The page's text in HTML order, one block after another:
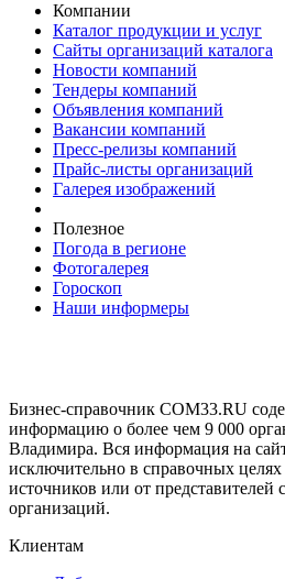
Компании
Каталог продукции и услуг
Сайты организаций каталога
Новости компаний
Тендеры компаний
Объявления компаний
Вакансии компаний
Пресс-релизы компаний
Прайс-листы организаций
Галерея изображений
Полезное
Погода в регионе
Фотогалерея
Гороскоп
Наши информеры
Бизнес-справочник COM33.RU
информацию о более чем 9 000
Владимира. Вся информация на
исключительно в справочных
источников или от представителей
организаций.
Клиентам